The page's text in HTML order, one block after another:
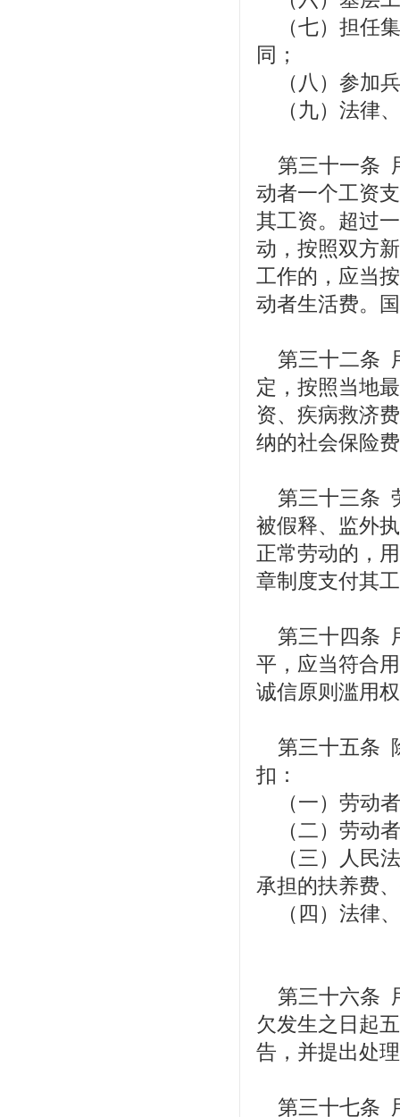
（七）担任
同；
（八）参加
（九）法律
第三十一条
动者一个工资
其工资。超过
动，按照双方
工作的，应当
动者生活费。
第三十二条
定，按照当地
资、疾病救济
纳的社会保险
第三十三条
被假释、监外
正常劳动的，
章制度支付其
第三十四条
平，应当符合
诚信原则滥用
第三十五条
扣：
（一）劳动
（二）劳动
（三）人民
承担的扶养费
（四）法律
第三十六条
欠发生之日起
告，并提出处
第三十七条